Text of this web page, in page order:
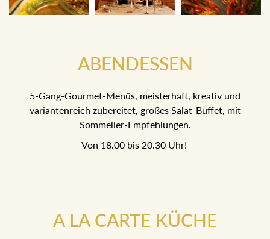
ABENDESSEN
5-Gang-Gourmet-Menüs, meisterhaft, kreativ und
variantenreich zubereitet, großes Salat-Buffet, mit
Sommelier-Empfehlungen.
Von 18.00 bis 20.30 Uhr!
A LA CARTE KÜCHE